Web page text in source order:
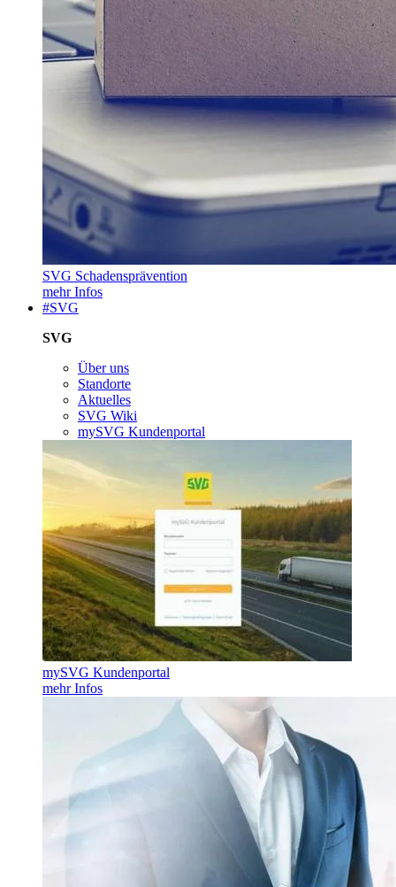
SVG Schadensprävention
mehr Infos
#SVG
SVG
Über uns
Standorte
Aktuelles
SVG Wiki
mySVG Kundenportal
mySVG Kundenportal
mehr Infos